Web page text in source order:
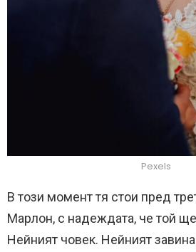
Pexels
В този момент тя стои пред
Марлон, с надеждата, че той
Нейният човек. Нейният